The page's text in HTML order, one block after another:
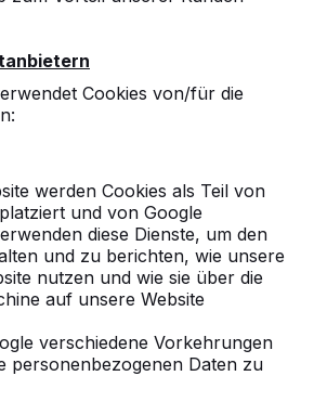
Cookies von/für die
werden Cookies als Teil von
und von Google
diese Dienste, um den
und zu berichten, wie unsere
nutzen und wie sie über die
auf unsere Website
verschiedene Vorkehrungen
personenbezogenen Daten zu
schnelle und gute
Ferienbetreuung spielen
06-07-2015